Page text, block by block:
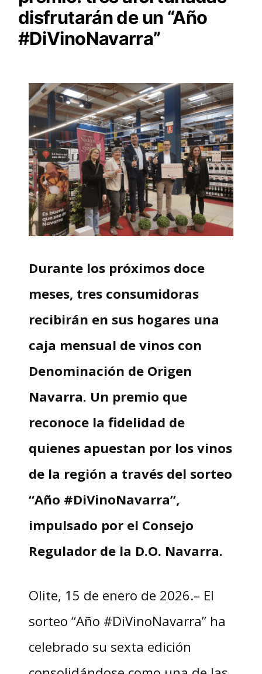
disfrutarán de un “Año
#DiVinoNavarra”
Durante los próximos doce
meses, tres consumidoras
recibirán en sus hogares una
caja mensual de vinos con
Denominación de Origen
Navarra. Un premio que
reconoce la fidelidad de
quienes apuestan por los vinos
de la región a través del sorteo
“Año #DiVinoNavarra”,
impulsado por el Consejo
Regulador de la D.O. Navarra.
Olite, 15 de enero de 2026.– El
sorteo “Año #DiVinoNavarra” ha
celebrado su sexta edición